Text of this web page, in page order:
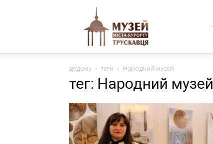
курорту
додому теги Народний музей
тег: Народний музей